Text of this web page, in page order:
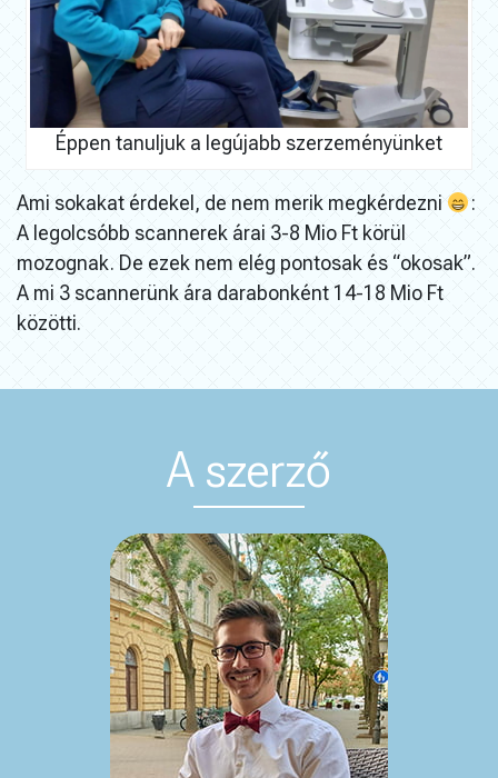
Éppen tanuljuk a legújabb szerzeményünket
Ami sokakat érdekel, de nem merik megkérdezni
:
A legolcsóbb scannerek árai 3-8 Mio Ft körül
mozognak. De ezek nem elég pontosak és “okosak”.
A mi 3 scannerünk ára darabonként 14-18 Mio Ft
közötti.
A szerző